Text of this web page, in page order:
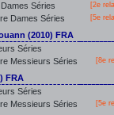
Séries [2e
Dames Séries [5e
(2010) FRA
Séries
Messieurs Séries [8e
FRA
Séries
Messieurs Séries [5e